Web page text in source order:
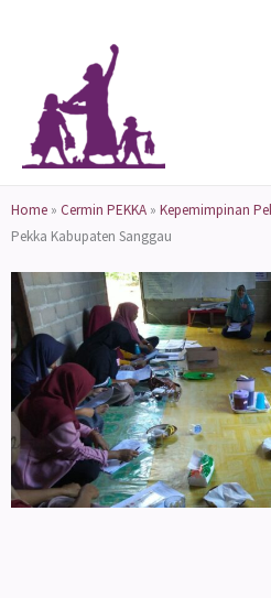
Home » Cermin PEKKA » Kepemimpinan
Pekka Kabupaten Sanggau